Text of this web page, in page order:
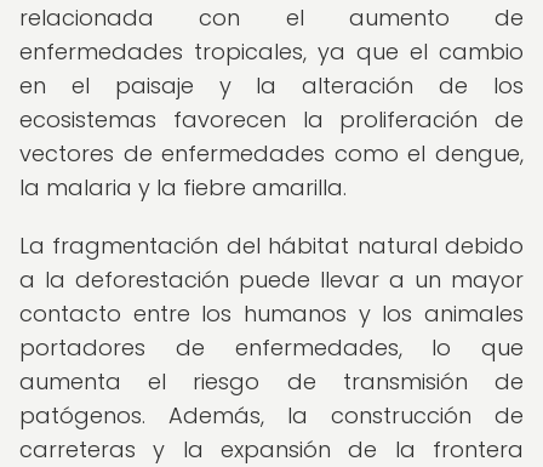
relacionada con el aumento de
enfermedades tropicales, ya que el cambio
en el paisaje y la alteración de los
ecosistemas favorecen la proliferación de
vectores de enfermedades como el dengue,
la malaria y la fiebre amarilla.
La fragmentación del hábitat natural debido
a la deforestación puede llevar a un mayor
contacto entre los humanos y los animales
portadores de enfermedades, lo que
aumenta el riesgo de transmisión de
patógenos. Además, la construcción de
carreteras y la expansión de la frontera